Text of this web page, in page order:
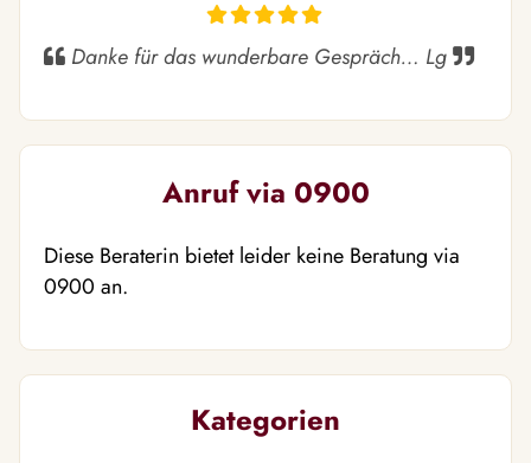
Danke für das wunderbare Gespräch… Lg
Anruf via 0900
Diese Beraterin bietet leider keine Beratung via
0900 an.
Kategorien